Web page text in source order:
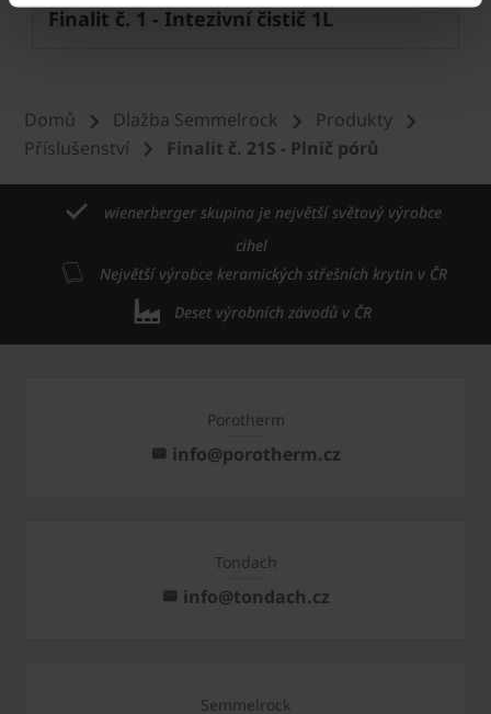
Finalit č. 1 - Intezivní čistič 1L
Domů Dlažba Semmelrock
Produkty
Příslušenství
Finalit č. 21S - Plnič pórů
wienerberger skupina je největší světový výrobce
cihel
Největší výrobce keramických střešních krytin v ČR
Deset výrobních závodů v ČR
Porotherm
info@porotherm.cz
Tondach
info@tondach.cz
Semmelrock